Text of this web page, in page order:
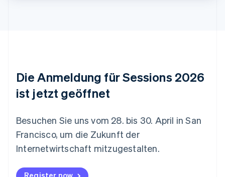
Die Anmeldung für Sessions 2026
ist jetzt geöffnet
Besuchen Sie uns vom 28. bis 30. April in San
Francisco, um die Zukunft der
Internetwirtschaft mitzugestalten.
English
Festlandchina
简体中文 English
English Svenska
Frankreich
FrançaisEnglish
Gibraltar
Griechenland